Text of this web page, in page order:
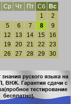
Ср Чт Пт Сб
Вс
1
2
5 6 7 8
9
12 13 14 15
16
19 20 21 22
23
26 27 28 29
30